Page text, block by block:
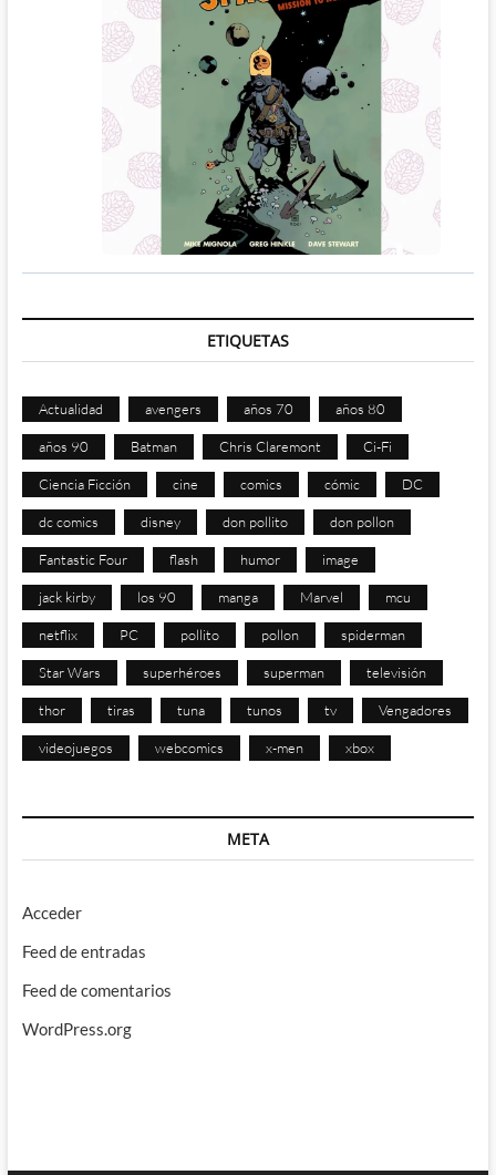
ETIQUETAS
Actualidad avengers años 70 años 80
años 90 Batman Chris Claremont Ci-Fi
Ciencia Ficción cine comics cómic DC
dc comics disney don pollito don pollon
Fantastic Four flash humor image
jack kirby los 90 manga Marvel mcu
netflix PC pollito pollon spiderman
Star Wars superhéroes superman televisión
thor tiras tuna tunos tv Vengadores
videojuegos webcomics x-men xbox
META
Acceder
Feed de entradas
Feed de comentarios
WordPress.org